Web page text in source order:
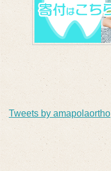
Tweets by amapolaortho